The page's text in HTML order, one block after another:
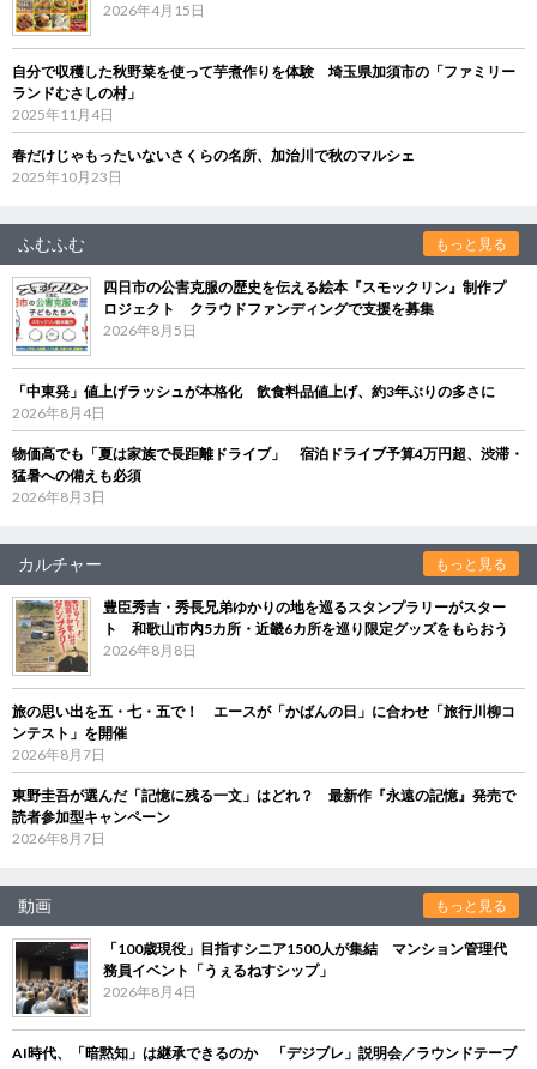
2026年4月15日
自分で収穫した秋野菜を使って芋煮作りを体験 埼玉県加須市の「ファミリー
ランドむさしの村」
2025年11月4日
春だけじゃもったいないさくらの名所、加治川で秋のマルシェ
2025年10月23日
ふむふむ もっと見る
四日市の公害克服の歴史を伝える絵本『スモックリン』制作プ
ロジェクト クラウドファンディングで支援を募集
2026年8月5日
「中東発」値上げラッシュが本格化 飲食料品値上げ、約3年ぶりの多さに
2026年8月4日
物価高でも「夏は家族で長距離ドライブ」 宿泊ドライブ予算4万円超、渋滞・
猛暑への備えも必須
2026年8月3日
カルチャー もっと見る
豊臣秀吉・秀長兄弟ゆかりの地を巡るスタンプラリーがスター
ト 和歌山市内5カ所・近畿6カ所を巡り限定グッズをもらおう
2026年8月8日
旅の思い出を五・七・五で！ エースが「かばんの日」に合わせ「旅行川柳コ
ンテスト」を開催
2026年8月7日
東野圭吾が選んだ「記憶に残る一文」はどれ？ 最新作『永遠の記憶』発売で
読者参加型キャンペーン
2026年8月7日
動画 もっと見る
「100歳現役」目指すシニア1500人が集結 マンション管理代
務員イベント「うぇるねすシップ」
2026年8月4日
AI時代、「暗黙知」は継承できるのか 「デジブレ」説明会／ラウンドテーブ